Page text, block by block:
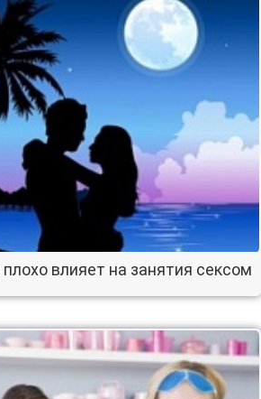
влияет на занятия сексом